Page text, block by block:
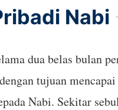
Nabi
dua belas bulan
tujuan
Nabi. Sekitar